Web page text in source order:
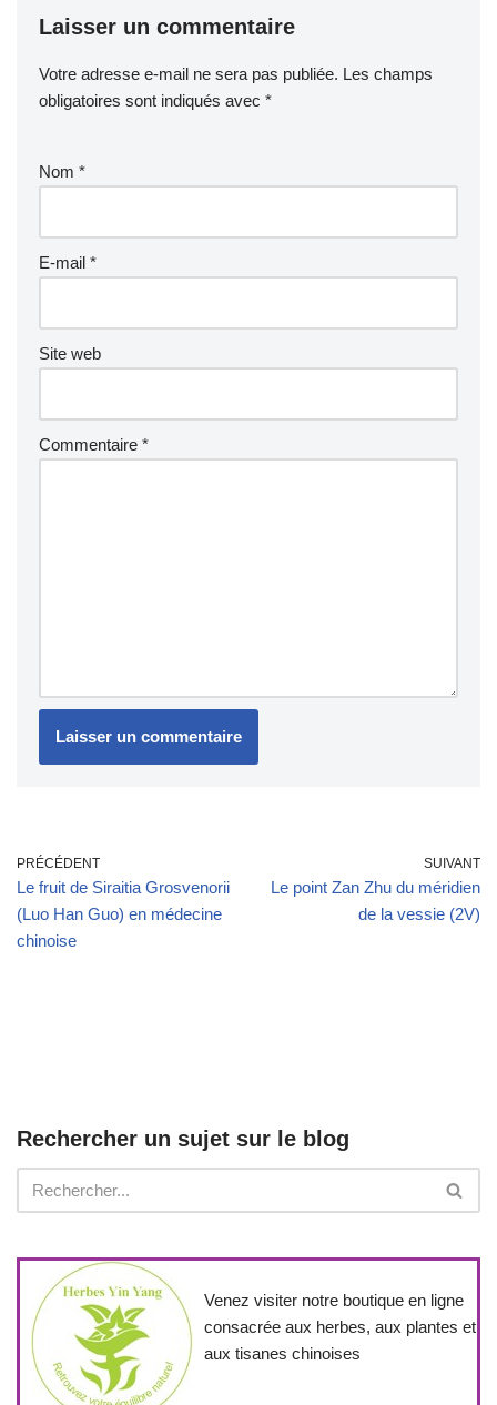
b
o
o
st
A
p
p
Laisser un commentaire
Votre adresse e-mail ne sera pas publiée. Les champs
obligatoires sont indiqués avec *
Nom *
E-mail *
Site web
Commentaire *
PRÉCÉDENT
Le fruit de Siraitia Grosvenorii
(Luo Han Guo) en médecine
chinoise
SUIVANT
Le point Zan Zhu du méridien
de la vessie (2V)
Rechercher un sujet sur le blog
Venez visiter notre boutique en ligne
consacrée aux herbes, aux plantes et
aux tisanes chinoises